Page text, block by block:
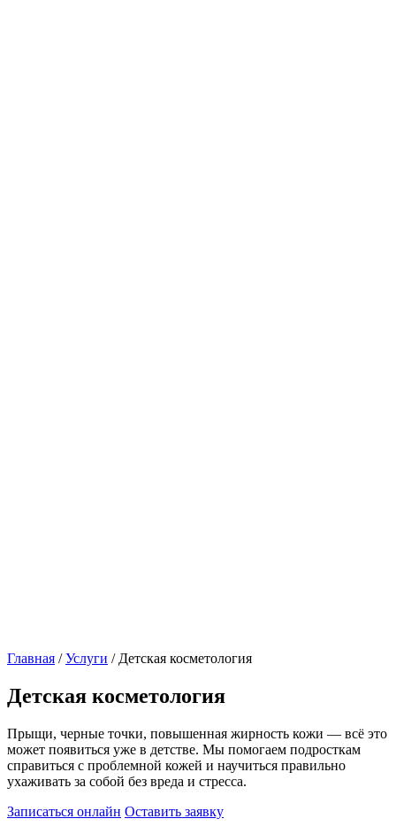
Главная /Услуги / Детская косметология
Детская косметология
Прыщи, черные точки, повышенная жирность кожи — всё это
может появиться уже в детстве. Мы помогаем подросткам
справиться с проблемной кожей и научиться правильно
ухаживать за собой без вреда и стресса.
Записаться онлайн Оставить заявку